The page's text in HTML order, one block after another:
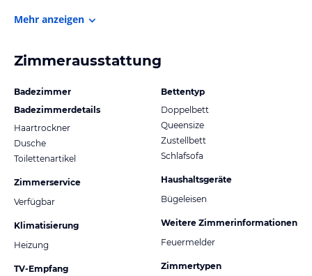
Mehr anzeigen
Zimmerausstattung
Badezimmer
Badezimmerdetails
Haartrockner
Dusche
Toilettenartikel
Zimmerservice
Verfügbar
Klimatisierung
Heizung
TV-Empfang
Bettentyp
Doppelbett
Queensize
Zustellbett
Schlafsofa
Haushaltsgeräte
Bügeleisen
Weitere Zimmerinformationen
Feuermelder
Zimmertypen